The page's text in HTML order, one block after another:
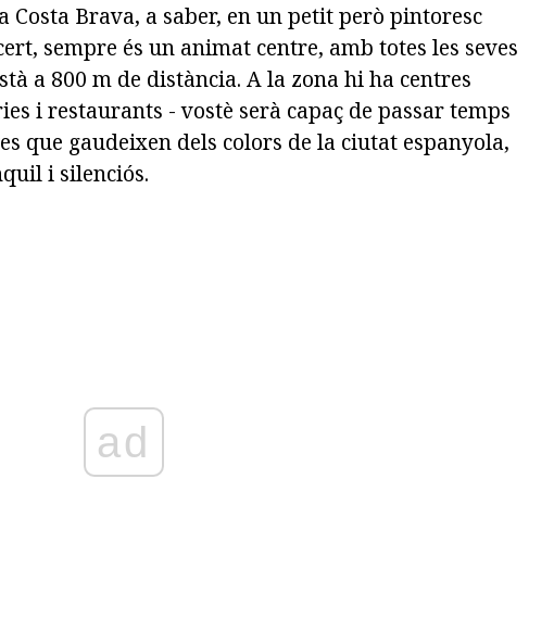
Costa Brava, a saber, en un petit però pintoresc
sempre és un animat centre, amb totes les seves
a 800 m de distància. A la zona hi ha centres
i restaurants - vostè serà capaç de passar temps
que gaudeixen dels colors de la ciutat espanyola,
i silenciós.
ad